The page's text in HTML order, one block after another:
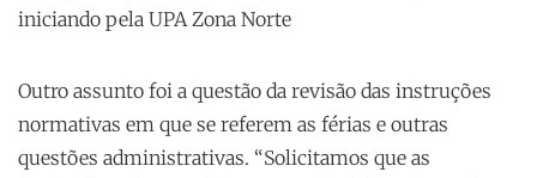
iniciando pela UPA Zona Norte
Outro assunto foi a questão da revisão das instruções
normativas em que se referem as férias e outras
questões administrativas. “Solicitamos que as